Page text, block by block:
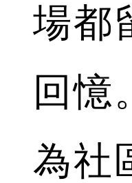
場都
回憶
為社